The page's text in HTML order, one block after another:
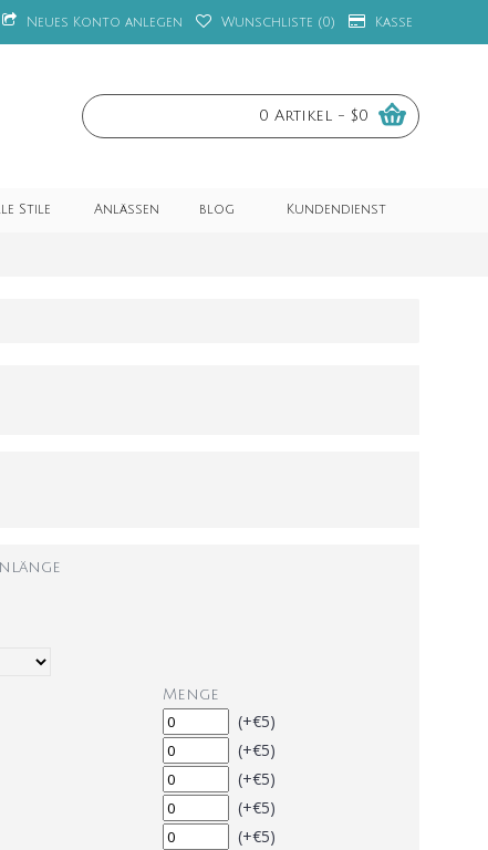
Neues Konto anlegen Wunschliste (0) Kasse
0 Artikel - $0
Stile Anlässen blog Kundendienst
Menge
(+€5)
(+€5)
(+€5)
(+€5)
(+€5)